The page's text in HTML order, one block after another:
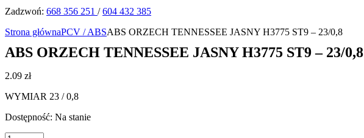
Zadzwoń: 668 356 251 /604 432 385
Strona głównaPCV / ABSABS ORZECH TENNESSEE JASNY H3775 ST9 – 23/0,8
ABS ORZECH TENNESSEE JASNY H3775 ST9 – 23/0,8
2.09 zł
WYMIAR 23 / 0,8
Dostępność: Na stanie